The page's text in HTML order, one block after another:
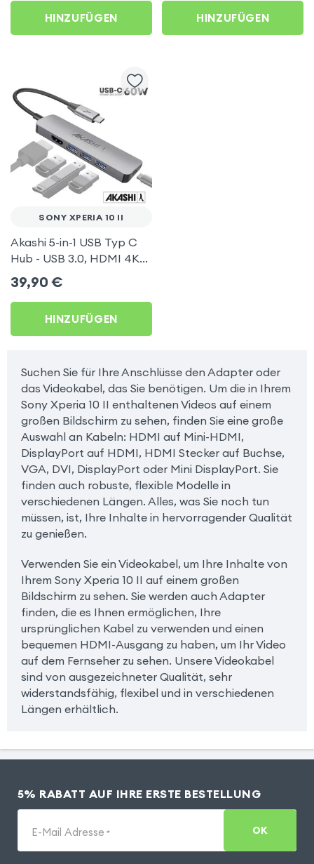
HINZUFÜGEN HINZUFÜGEN
SONY XPERIA 10 II
Akashi 5-in-1 USB Typ C
Hub - USB 3.0, HDMI 4K
und Type-C Power
Delivery - Grau für Sony
Xperia 10 II
39,90 €
HINZUFÜGEN
Suchen Sie für Ihre Anschlüsse den Adapter oder
das Videokabel, das Sie benötigen. Um die in Ihrem
Sony Xperia 10 II enthaltenen Videos auf einem
großen Bildschirm zu sehen, finden Sie eine große
Auswahl an Kabeln: HDMI auf Mini-HDMI,
DisplayPort auf HDMI, HDMI Stecker auf Buchse,
VGA, DVI, DisplayPort oder Mini DisplayPort. Sie
finden auch robuste, flexible Modelle in
verschiedenen Längen. Alles, was Sie noch tun
müssen, ist, Ihre Inhalte in hervorragender Qualität
zu genießen.
Verwenden Sie ein Videokabel, um Ihre Inhalte von
Ihrem Sony Xperia 10 II auf einem großen
Bildschirm zu sehen. Sie werden auch Adapter
finden, die es Ihnen ermöglichen, Ihre
ursprünglichen Kabel zu verwenden und einen
bequemen HDMI-Ausgang zu haben, um Ihr Video
auf dem Fernseher zu sehen. Unsere Videokabel
sind von ausgezeichneter Qualität, sehr
widerstandsfähig, flexibel und in verschiedenen
Längen erhältlich.
5% RABATT AUF IHRE ERSTE BESTELLUNG
E-Mail Adresse * OK